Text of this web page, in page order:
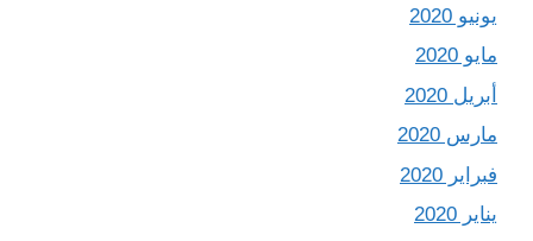
يونيو 2020
مايو 2020
أبريل 2020
مارس 2020
فبراير 2020
يناير 2020